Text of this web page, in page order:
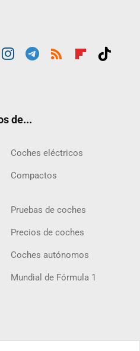
de...
Coches eléctricos
Compactos
Pruebas de coches
Precios de coches
Coches autónomos
Mundial de Fórmula 1